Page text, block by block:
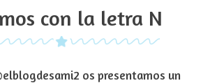
con la letra N
os presentamos un